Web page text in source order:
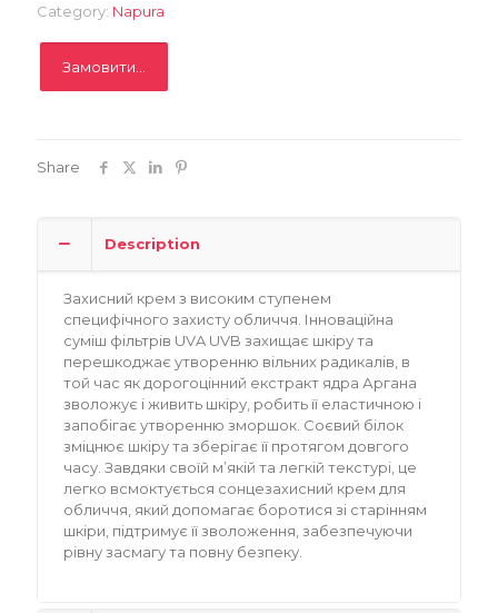
Category: Napura
Замовити...
Share
Description
Захисний крем з високим ступенем
специфічного захисту обличчя. Інноваційна
суміш фільтрів UVA UVB захищає шкіру та
перешкоджає утворенню вільних радикалів, в
той час як дорогоцінний екстракт ядра Аргана
зволожує і живить шкіру, робить її еластичною і
запобігає утворенню зморшок. Соєвий білок
зміцнює шкіру та зберігає її протягом довгого
часу. Завдяки своїй м’якій та легкій текстурі, це
легко всмоктується сонцезахисний крем для
обличчя, який допомагає боротися зі старінням
шкіри, підтримує її зволоження, забезпечуючи
рівну засмагу та повну безпеку.